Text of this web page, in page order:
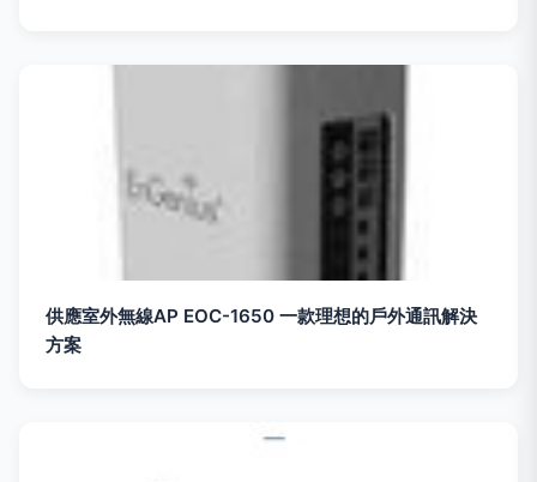
供應室外無線AP EOC-1650 一款理想的戶外通訊解決
方案